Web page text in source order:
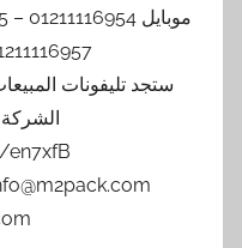
– 01211116958
ستجد تليفونات